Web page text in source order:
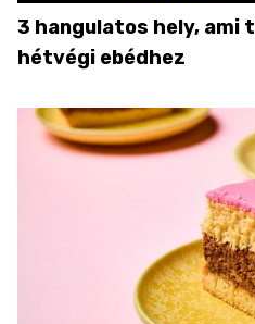
3 hangulatos hely, ami
hétvégi ebédhez